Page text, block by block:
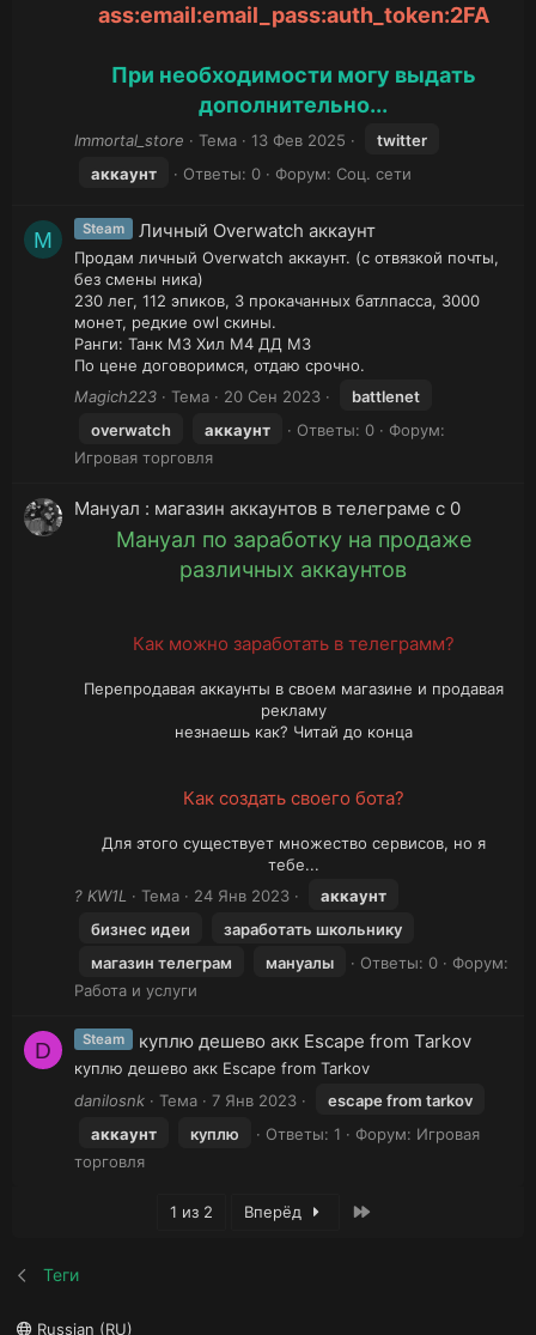
ass:email:email_pass:auth_token:2FA
При необходимости могу выдать
дополнительно...
Immortal_store Тема 13 Фев 2025
twitter
аккаунт
Ответы: 0 Форум: Соц. сети
M Steam Личный Overwatch аккаунт
Продам личный Overwatch аккаунт. (с отвязкой почты,
без смены ника)
230 лег, 112 эпиков, 3 прокачанных батлпасса, 3000
монет, редкие owl скины.
Ранги: Танк M3 Хил M4 ДД M3
По цене договоримся, отдаю срочно.
Magich223
Тема 20 Сен 2023
battlenet
overwatch
аккаунт Ответы: 0
Форум:
Игровая торговля
Мануал : магазин аккаунтов в телеграме с 0
Мануал по заработку на продаже
различных аккаунтов
Как можно заработать в телеграмм?
Перепродавая аккаунты в своем магазине и продавая
рекламу
незнаешь как? Читай до конца
Как создать своего бота?
Для этого существует множество сервисов, но я
тебе...​
? KW1L
Тема 24 Янв 2023
аккаунт
бизнес идеи
заработать школьнику
магазин телеграм
мануалы Ответы: 0
Форум:
Работа и услуги
D Steam куплю дешево акк Escape from Tarkov
куплю дешево акк Escape from Tarkov
danilosnk
Тема 7 Янв 2023
escape from tarkov
аккаунт
куплю Ответы: 1 Форум: Игровая
торговля
1 из 2 Вперёд
Теги
Russian (RU)